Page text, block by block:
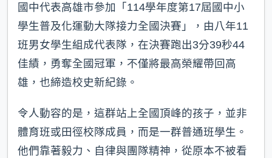
國中代表高雄市參加「114學年度第17屆國中小
學生普及化運動大隊接力全國決賽」，由八年11
班男女學生組成代表隊，在決賽跑出3分39秒44
佳績，勇奪全國冠軍，不僅將最高榮耀帶回高
雄，也締造校史新紀錄。
令人動容的是，這群站上全國頂峰的孩子，並非
體育班或田徑校隊成員，而是一群普通班學生。
他們靠著毅力、自律與團隊精神，從原本不被看